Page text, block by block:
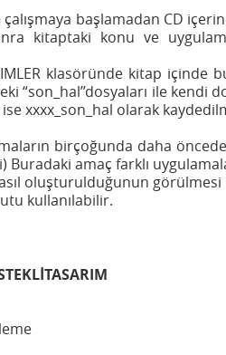
başlamadan CD
kitaptaki konu ve
klasöründe kitap
“son_hal’’dosyaları ile
xxxx_son_hal olarak
birçoğunda daha
amaç farklı
oluşturulduğunun
kullanılabilir.